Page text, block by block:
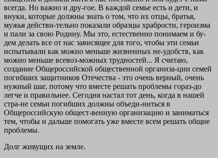
всегда. Но важно и дру-гое. В каждой семье есть и дети, и
внуки, которые должны знать о том, что их отцы, братья,
мужья действи-тельно показали образцы храбрости, героизма
и пали за свою Родину. Мы это, естественно понимаем и бу-
дем делать все от нас зависящее для того, чтобы эти семьи
испытывали как можно меньше жизненных не-удобств, как
можно меньше всевоз-можных трудностей... Я считаю,
создание Общероссийской общественной организа-ции семей
погибших защитников Отечества - это очень верный, очень
нужный шаг, потому что вместе решать проблемы гораз-до
легче и правильнее. Сегодня настал тот день, когда в нашей
стра-не семьи погибших должны объеди-ниться в
Общероссийскую общест-венную организацию и заниматься
тем, чтобы и дальше помогать уже вместе всем решать общие
проблемы.
Долг живущих на земле.